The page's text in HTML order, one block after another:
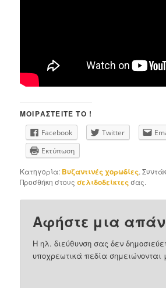
ΜΟΙΡΑΣΤΕΊΤΕ ΤΟ !
Facebook Twitter
Εκτύπωση
Κατηγορία: Βυζαντινές χορωδίες.
Προσθήκη στουςσελιδοδείκτεςσας.
Αφήστε μια
Η ηλ. διεύθυνση σας δεν
υποχρεωτικά πεδία